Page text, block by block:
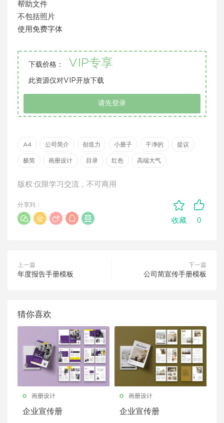
帮助文件
不包括照片
使用免费字体
下载价格： VIP专享
此资源仅对VIP开放下载
请先登录
A4 公司简介 创造力 小册子 干净的 提议
极简 画册设计 目录 红色 高端大气
版权:仅限学习交流，不可商用
收藏 0
分享到：
上一篇
年度报告手册模板
下一篇
公司简宣传手册模板
猜你喜欢
画册设计
企业宣传册
画册设计
企业宣传册